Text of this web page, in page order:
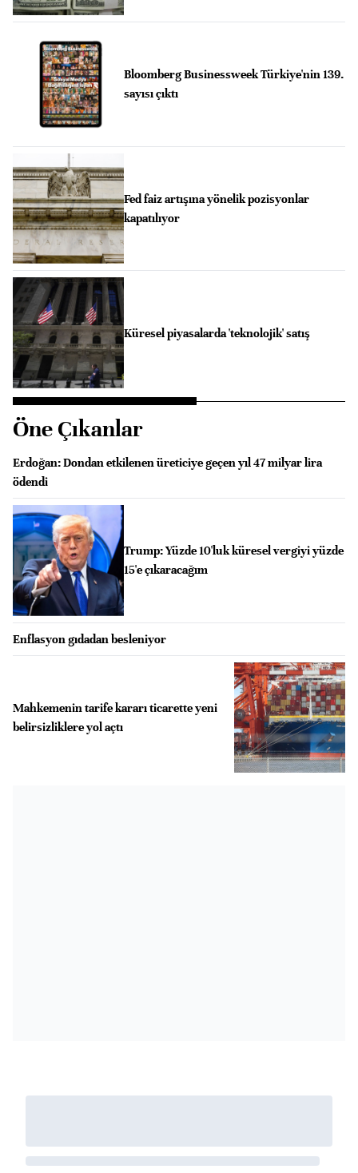
Bloomberg Businessweek Türkiye'nin 139.
sayısı çıktı
Fed faiz artışına yönelik pozisyonlar
kapatılıyor
Küresel piyasalarda 'teknolojik' satış
Öne Çıkanlar
Erdoğan: Dondan etkilenen üreticiye geçen yıl 47 milyar lira
ödendi
Trump: Yüzde 10'luk küresel vergiyi yüzde
15'e çıkaracağım
Enflasyon gıdadan besleniyor
Mahkemenin tarife kararı ticarette yeni
belirsizliklere yol açtı